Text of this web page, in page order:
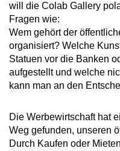
will die Colab Gallery
Fragen wie:
Wem gehört der
organisiert? Welche
Statuen vor die Banken
aufgestellt und welche
kann man an den
Die Werbewirtschaft hat
Weg gefunden, unseren
Durch Kaufen oder